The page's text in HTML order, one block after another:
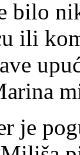
bilo
ili